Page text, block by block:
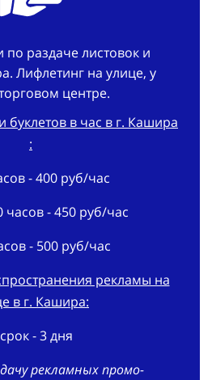
по раздаче листовок и
Лифлетинг на улице, у
центре.
буклетов в час в г. Кашира
:
- 400 руб/час
часов - 450 руб/час
- 500 руб/час
рекламы на
в г. Кашира:
- 3 дня
рекламных промо-